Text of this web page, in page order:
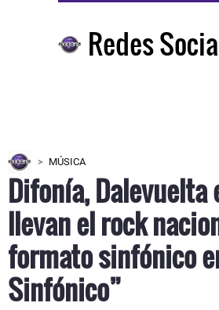
Redes
MÚSICA
Difonía, Dalevuelta
llevan el rock
formato sinfónico
Sinfónico”